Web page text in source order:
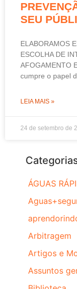
SEU
ELABORAMOS
ESCOLHA DE
AFOGAMENTO
cumpre o papel
LEIA MAIS »
24 de setembro de
ÁGUAS
Arbitragem
Artigos e
Assuntos